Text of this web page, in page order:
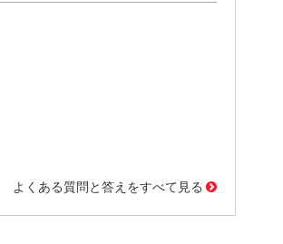
よくある質問と答えをすべて見る